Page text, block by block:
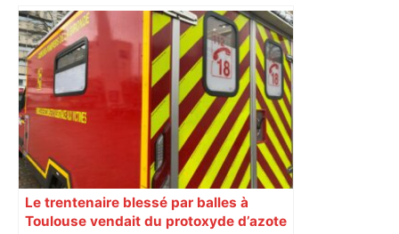
Le trentenaire blessé par balles à
Toulouse vendait du protoxyde d’azote